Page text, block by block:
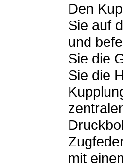
Den
Sie auf
und
Sie die
Sie die
mit